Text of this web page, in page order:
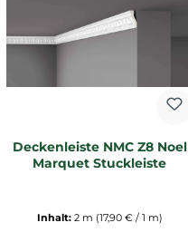
Deckenleiste NMC Z8 Noel
Marquet Stuckleiste
Inhalt: 2 m (17,90 € / 1 m)